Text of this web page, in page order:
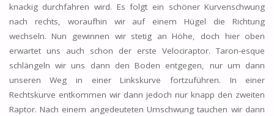
knackig durchfahren wird. Es folgt ein schöner Kurvenschwung
nach rechts, woraufhin wir auf einem Hügel die Richtung
wechseln. Nun gewinnen wir stetig an Höhe, doch hier oben
erwartet uns auch schon der erste Velociraptor. Taron-esque
schlängeln wir uns dann den Boden entgegen, nur um dann
unseren Weg in einer Linkskurve fortzuführen. In einer
Rechtskurve entkommen wir dann jedoch nur knapp den zweiten
Raptor. Nach einem angedeuteten Umschwung tauchen wir dann